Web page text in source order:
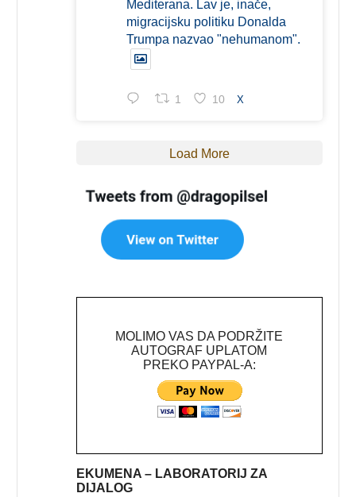
Mediterana. Lav je, inače,
migracijsku politiku Donalda
Trumpa nazvao "nehumanom".
1 10 X
Load More
MOLIMO VAS DA PODRŽITE
AUTOGRAF UPLATOM
PREKO PAYPAL-A:
EKUMENA – LABORATORIJ ZA
DIJALOG